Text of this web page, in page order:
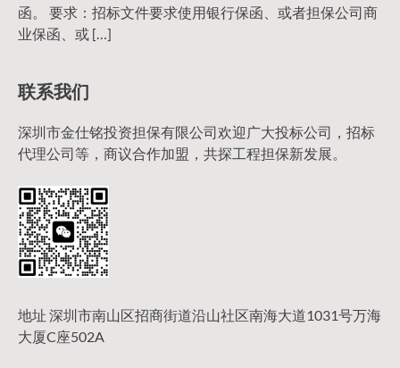
函。 要求：招标文件要求使用银行保函、或者担保公司商
业保函、或 […]
联系我们
深圳市金仕铭投资担保有限公司欢迎广大投标公司，招标
代理公司等，商议合作加盟，共探工程担保新发展。
地址 深圳市南山区招商街道沿山社区南海大道1031号万海
大厦C座502A